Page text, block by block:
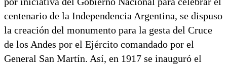
centenario de la Independencia Argentina, se dispuso
la creación del monumento para la gesta del Cruce
de los Andes por el Ejército comandado por el
General San Martín. Así, en 1917 se inauguró el